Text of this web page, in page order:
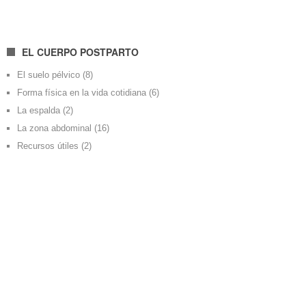
EL CUERPO POSTPARTO
El suelo pélvico (8)
Forma física en la vida cotidiana (6)
La espalda (2)
La zona abdominal (16)
Recursos útiles (2)